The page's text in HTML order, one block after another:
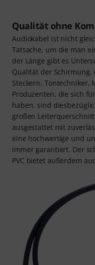
Qualität ohne
Audiokabel ist nicht
Tatsache, um die man
der Länge gibt es
Qualität der Schirmung,
Steckern. Tontechniker,
Produzenten, die sich
haben, sind
großen
ausgestattet mit
eine hochwertige und
immer garantiert. Der
PVC bietet außerdem